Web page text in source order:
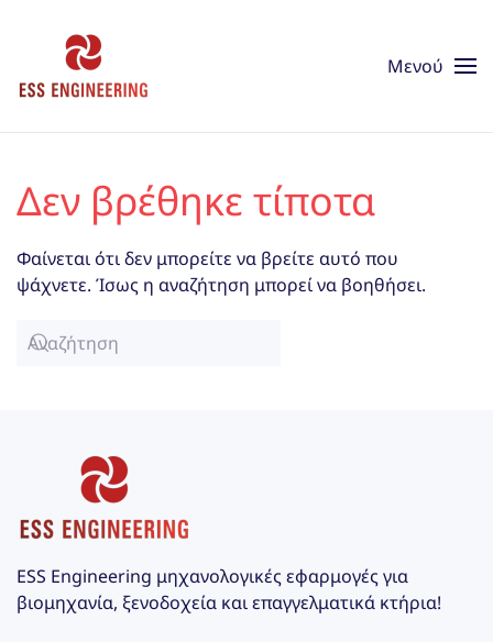
Skip to main content Μενού
Δεν βρέθηκε τίποτα
Φαίνεται ότι δεν μπορείτε να βρείτε αυτό που
ψάχνετε. Ίσως η αναζήτηση μπορεί να βοηθήσει.
ESS Engineering μηχανολογικές εφαρμογές για
βιομηχανία, ξενοδοχεία και επαγγελματικά κτήρια!